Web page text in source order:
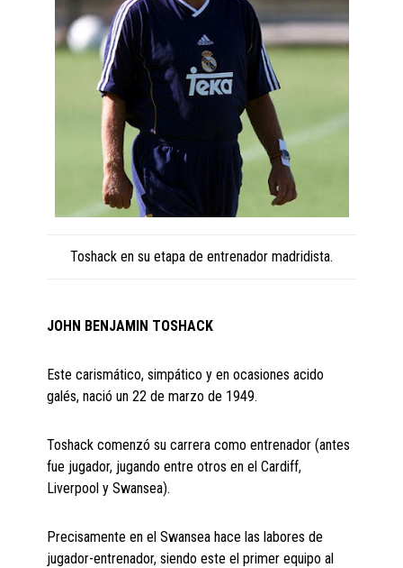
Toshack en su etapa de entrenador madridista.
JOHN BENJAMIN TOSHACK
Este carismático, simpático y en ocasiones acido
galés, nació un 22 de marzo de 1949.
Toshack comenzó su carrera como entrenador (antes
fue jugador, jugando entre otros en el Cardiff,
Liverpool y Swansea).
Precisamente en el Swansea hace las labores de
jugador-entrenador, siendo este el primer equipo al